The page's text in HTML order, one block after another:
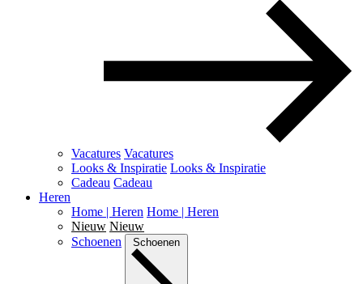
Vacatures Vacatures
Looks & Inspiratie Looks & Inspiratie
Cadeau Cadeau
Heren
Home | Heren Home | Heren
Nieuw Nieuw
Schoenen
Schoenen